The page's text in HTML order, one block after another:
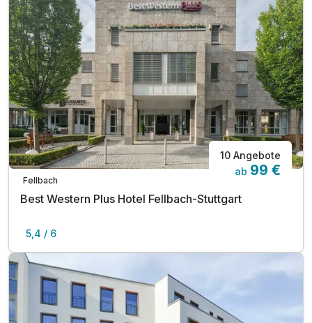
Fellbach
10 Angebote
ab 99 €
Best Western Plus Hotel Fellbach-Stuttgart
5,4 / 6